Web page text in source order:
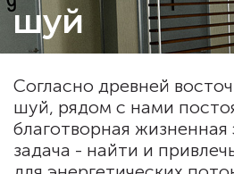
шуй
Согласно древней
шуй, рядом с нами
благотворная
задача - найти и